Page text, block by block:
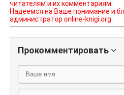
читателям и их комментариям.
Надеемся на Ваше понимание и
администратор online-knigi.org
Прокомментировать